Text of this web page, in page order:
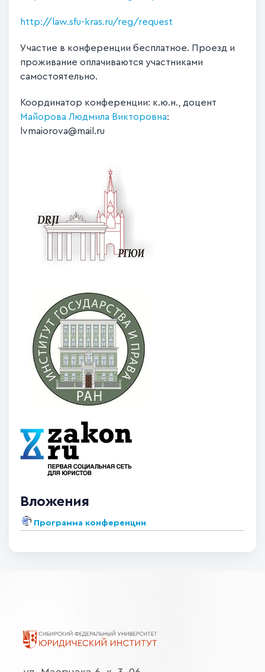
http://law.sfu-kras.ru/reg/request
Участие в конференции бесплатное. Проезд и
проживание оплачиваются участниками
самостоятельно.
Координатор конференции: к.ю.н., доцент
Майорова Людмила Викторовна:
lvmaiorova@mail.ru
Вложения
Программа конференции